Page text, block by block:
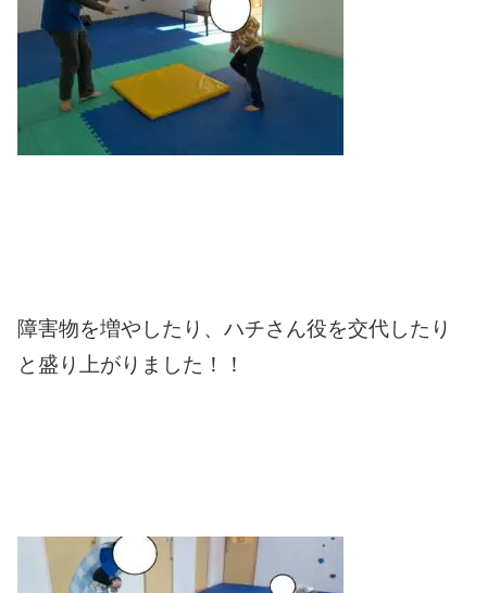
障害物を増やしたり、ハチさん役を交代したり
と盛り上がりました！！